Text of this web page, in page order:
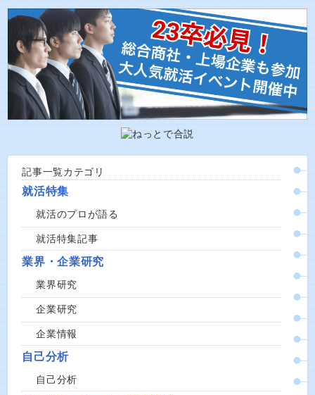
記事一覧カテゴリ
就活特集
就活のプロが語る
就活特集記事
業界・企業研究
業界研究
企業研究
企業情報
自己分析
自己分析